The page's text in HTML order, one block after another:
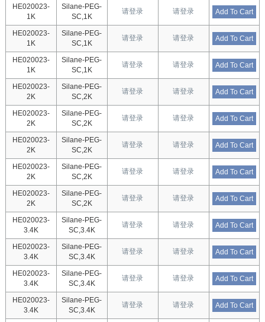
HE020023-
1K
Silane-PEG-
SC,1K
请登录 请登录 Add To Cart
HE020023-
1K
Silane-PEG-
SC,1K
请登录 请登录 Add To Cart
HE020023-
1K
Silane-PEG-
SC,1K
请登录 请登录 Add To Cart
HE020023-
2K
Silane-PEG-
SC,2K
请登录 请登录 Add To Cart
HE020023-
2K
Silane-PEG-
SC,2K
请登录 请登录 Add To Cart
HE020023-
2K
Silane-PEG-
SC,2K
请登录 请登录 Add To Cart
HE020023-
2K
Silane-PEG-
SC,2K
请登录 请登录 Add To Cart
HE020023-
2K
Silane-PEG-
SC,2K
请登录 请登录 Add To Cart
HE020023-
3.4K
Silane-PEG-
SC,3.4K
请登录 请登录 Add To Cart
HE020023-
3.4K
Silane-PEG-
SC,3.4K
请登录 请登录 Add To Cart
HE020023-
3.4K
Silane-PEG-
SC,3.4K
请登录 请登录 Add To Cart
HE020023-
3.4K
Silane-PEG-
SC,3.4K
请登录 请登录 Add To Cart